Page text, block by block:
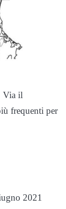
Via il
frequenti per
2021